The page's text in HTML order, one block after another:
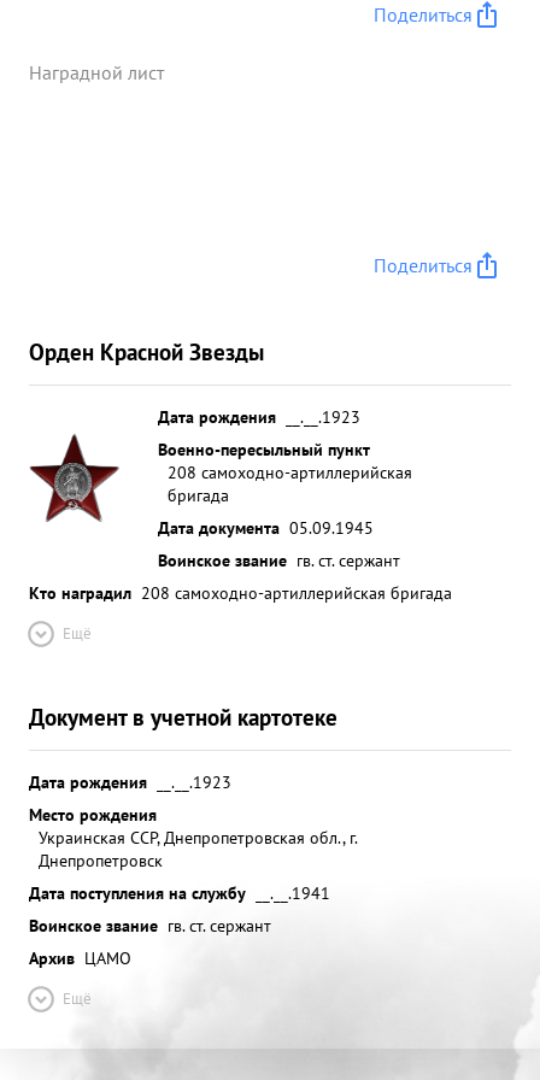
Поделиться
Наградной лист
Поделиться
Орден Красной Звезды
Дата рождения
__.__.1923
Военно-пересыльный пункт
208 самоходно-артиллерийская
бригада
Дата документа 05.09.1945
Воинское звание гв. ст. сержант
Кто наградил 208 самоходно-артиллерийская бригада
Ещё
Документ в учетной картотеке
Дата рождения
__.__.1923
Место рождения
Украинская ССР, Днепропетровская обл., г.
Днепропетровск
Дата поступления на службу
__.__.1941
Воинское звание гв. ст. сержант
Архив ЦАМО
Ещё